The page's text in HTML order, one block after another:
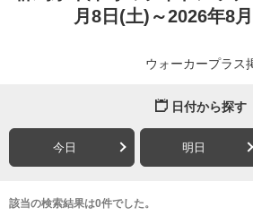
月8日(土)～2026年8月
ウォーカープラス
日付から探す
今日 明日
該当の検索結果は0件でした。